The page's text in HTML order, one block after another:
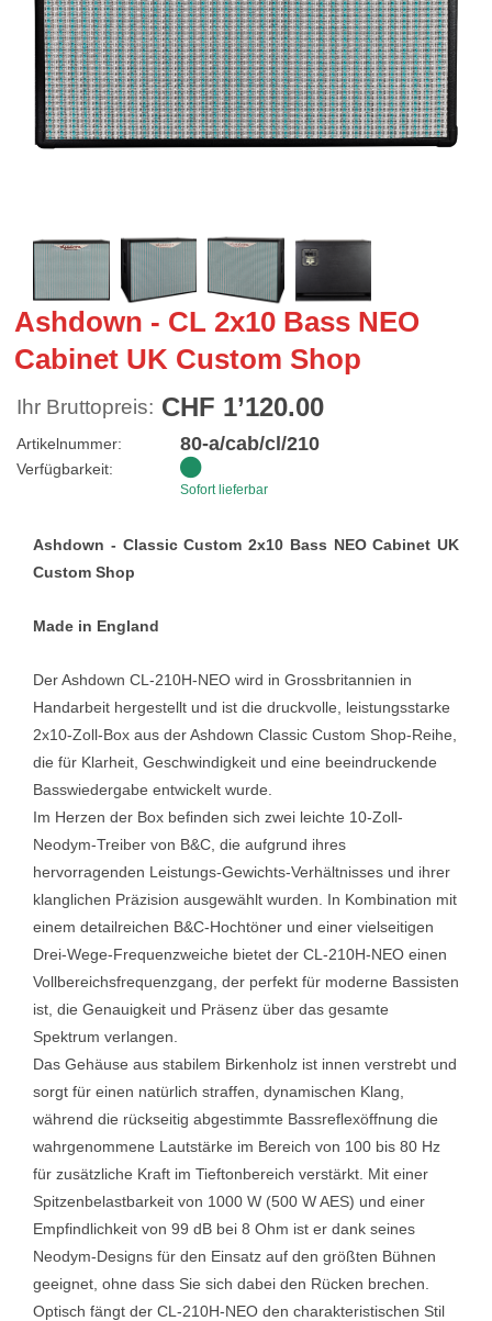
Ashdown - CL 2x10 Bass NEO
Cabinet UK Custom Shop
Ihr Bruttopreis: CHF 1’120.00
Artikelnummer: 80-a/cab/cl/210
Verfügbarkeit:
Sofort lieferbar
Ashdown - Classic Custom 2x10 Bass NEO Cabinet UK
Custom Shop
Made in England
Der Ashdown CL-210H-NEO wird in Grossbritannien in
Handarbeit hergestellt und ist die druckvolle, leistungsstarke
2x10-Zoll-Box aus der Ashdown Classic Custom Shop-Reihe,
die für Klarheit, Geschwindigkeit und eine beeindruckende
Basswiedergabe entwickelt wurde.
Im Herzen der Box befinden sich zwei leichte 10-Zoll-
Neodym-Treiber von B&C, die aufgrund ihres
hervorragenden Leistungs-Gewichts-Verhältnisses und ihrer
klanglichen Präzision ausgewählt wurden. In Kombination mit
einem detailreichen B&C-Hochtöner und einer vielseitigen
Drei-Wege-Frequenzweiche bietet der CL-210H-NEO einen
Vollbereichsfrequenzgang, der perfekt für moderne Bassisten
ist, die Genauigkeit und Präsenz über das gesamte
Spektrum verlangen.
Das Gehäuse aus stabilem Birkenholz ist innen verstrebt und
sorgt für einen natürlich straffen, dynamischen Klang,
während die rückseitig abgestimmte Bassreflexöffnung die
wahrgenommene Lautstärke im Bereich von 100 bis 80 Hz
für zusätzliche Kraft im Tieftonbereich verstärkt. Mit einer
Spitzenbelastbarkeit von 1000 W (500 W AES) und einer
Empfindlichkeit von 99 dB bei 8 Ohm ist er dank seines
Neodym-Designs für den Einsatz auf den größten Bühnen
geeignet, ohne dass Sie sich dabei den Rücken brechen.
Optisch fängt der CL-210H-NEO den charakteristischen Stil